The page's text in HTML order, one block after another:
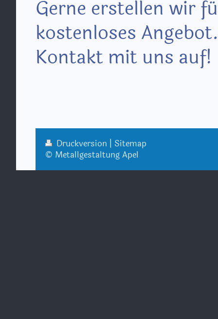
Gerne erstellen wir
kostenloses
Kontakt mit uns auf!
Druckversion | Sitemap
© Metallgestaltung Apel